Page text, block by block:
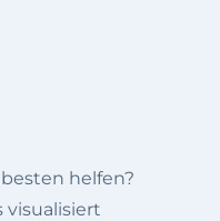
helfen?
visualisiert